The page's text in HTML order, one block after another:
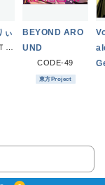
ぃ
BEYOND ARO
UND
CODE-49
東方Project